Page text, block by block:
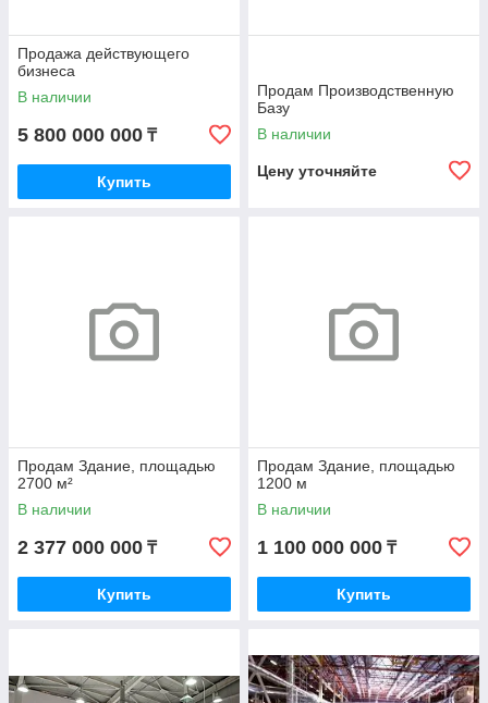
Продажа действующего
бизнеса
В наличии
5 800 000 000 ₸
Купить
Продам Производственную
Базу
В наличии
Цену уточняйте
Продам Здание, площадью
2700 м²
В наличии
2 377 000 000 ₸
Купить
Продам Здание, площадью
1200 м
В наличии
1 100 000 000 ₸
Купить